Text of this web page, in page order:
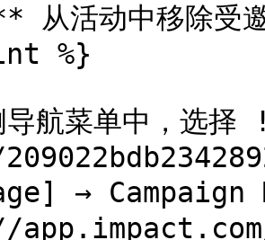
从活动中移除受
%}
航菜单中，选
→